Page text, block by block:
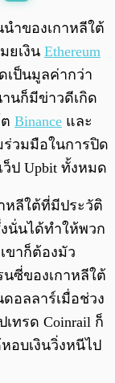
นำของเกาหลีใต้
ยเงิน Ethereum
เป็นมูลค่ากว่า
นก็มีข่าวดีเกิด
Binance และ
ร่วมมือในการปิด
ป Upbit ทั้งหมด
หลีใต้ที่มีประวัติ
นั่นได้ทำให้พวก
ขาก็ต้องมัว
นซี่ของเกาหลีใต้
ดอลลาร์เมื่อช่วง
ทรด Coinrail ก็
อบเงินวิ่งหนีไป